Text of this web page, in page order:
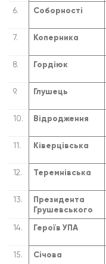
6. Соборності
7.
Коперника
8.
Гордіюк
9.
Глушець
10.
Відродження
11.
Ківерцівська
12.
Теремнівська
13.
Президента
Грушевського
14.
Героїв УПА
15.
Січова